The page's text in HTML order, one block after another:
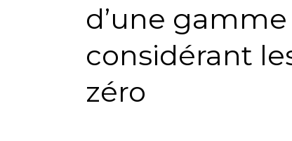
d’une
considérant
zéro